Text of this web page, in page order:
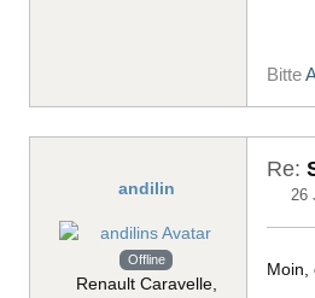
Bitte
andilin
Offline
Renault Caravelle,
Re:
26
Moin,